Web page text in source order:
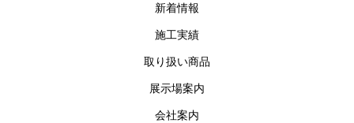
新着情報
施工実績
取り扱い商品
展示場案内
会社案内